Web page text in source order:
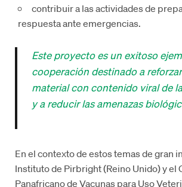
contribuir a las actividades de
respuesta ante emergencias.
Este proyecto es un exitoso
cooperación destinado a
material con contenido viral de
y a reducir las amenazas
En el contexto de estos temas de gran
Instituto de Pirbright (Reino Unido) y el
Panafricano de Vacunas para Uso